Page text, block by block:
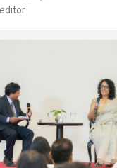
editor